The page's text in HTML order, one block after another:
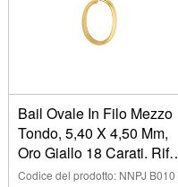
Bail Ovale In Filo Mezzo
Tondo, 5,40 X 4,50 Mm,
Oro Giallo 18 Carati. Rif.
07224-bis
Codice del prodotto: NNPJ B010